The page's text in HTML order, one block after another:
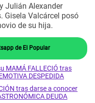
Julián Alexander
Gisela Valcárcel posó
de su hija.
de El Popular
MAMÁ FALLECIÓ tras
DESPEDIDA
tras darse a conocer
DEUDA